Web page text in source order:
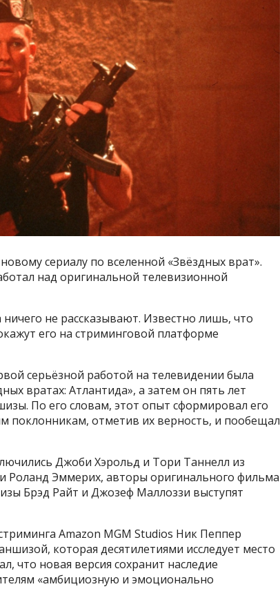
сериалу по вселенной «Звёздных врат».
над оригинальной телевизионной
не рассказывают. Известно лишь, что
его на стриминговой платформе
серьёзной работой на телевидении была
вратах: Атлантида», а затем он пять лет
По его словам, этот опыт сформировал его
поклонникам, отметив их верность, и пообещал
Джоби Хэрольд и Тори Таннелл из
Роланд Эммерих, авторы оригинального фильма
Брэд Райт и Джозеф Маллоззи выступят
Amazon MGM Studios Ник Пеппер
которая десятилетиями исследует место
что новая версия сохранит наследие
«амбициозную и эмоционально